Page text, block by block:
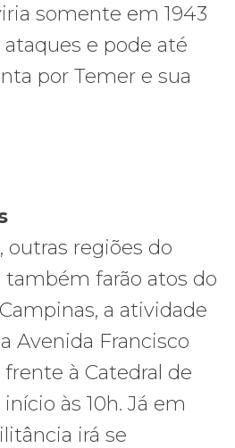
somente em 1943
e pode até
por Temer e sua
outras regiões do
farão atos do
a atividade
Avenida Francisco
frente à Catedral de
às 10h. Já em
irá se